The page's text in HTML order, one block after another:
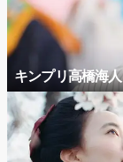
キンプリ高橋海